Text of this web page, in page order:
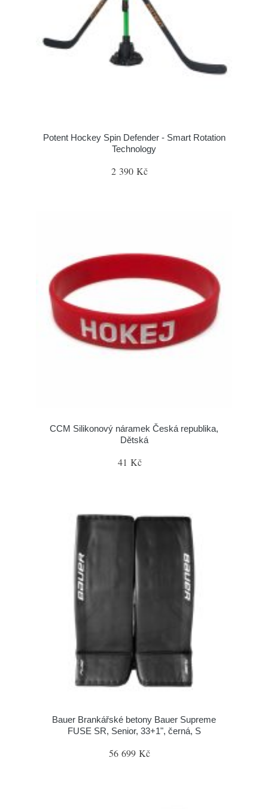
Potent Hockey Spin Defender - Smart Rotation
Technology
2 390 Kč
CCM Silikonový náramek Česká republika,
Dětská
41 Kč
Bauer Brankářské betony Bauer Supreme
FUSE SR, Senior, 33+1", černá, S
56 699 Kč